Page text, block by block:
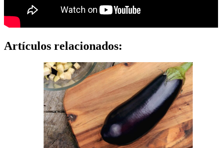
Artículos relacionados: